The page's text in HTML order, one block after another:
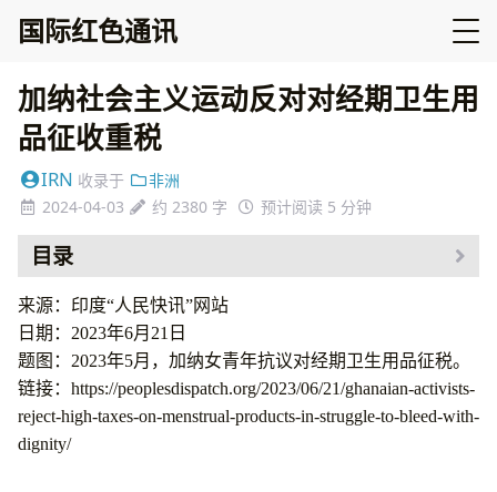
国际红色通讯
加纳社会主义运动反对对经期卫生用
品征收重税
IRN 收录于
非洲
2024-04-03
约 2380 字 预计阅读 5 分钟
目录
来源：印度“人民快讯”网站
日期：2023年6月21日
题图：2023年5月，加纳女青年抗议对经期卫生用品征税。
链接：https://peoplesdispatch.org/2023/06/21/ghanaian-activists-
reject-high-taxes-on-menstrual-products-in-struggle-to-bleed-with-
dignity/